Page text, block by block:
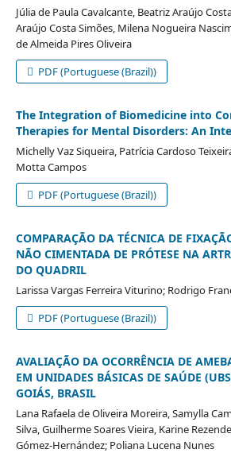
Júlia de Paula Cavalcante, Beatriz Araújo
Araújo Costa Simões, Milena Nogueira
de Almeida Pires Oliveira
PDF (Portuguese (Brazil))
The Integration of Biomedicine into
Therapies for Mental Disorders: An
Michelly Vaz Siqueira, Patrícia Cardoso
Motta Campos
PDF (Portuguese (Brazil))
COMPARAÇÃO DA TÉCNICA DE
NÃO CIMENTADA DE PRÓTESE NA
DO QUADRIL
Larissa Vargas Ferreira Viturino; Rodrigo
PDF (Portuguese (Brazil))
AVALIAÇÃO DA OCORRÊNCIA DE
EM UNIDADES BÁSICAS DE SAÚDE
GOIÁS, BRASIL
Lana Rafaela de Oliveira Moreira, Samylla
Silva, Guilherme Soares Vieira, Karine
Gómez-Hernández; Poliana Lucena Nunes